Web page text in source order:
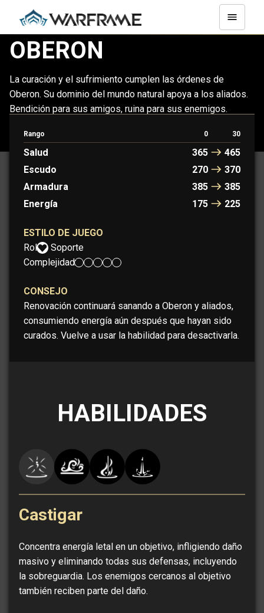
OBERON
La curación y el sufrimiento cumplen las órdenes de
Oberon. Su dominio del mundo natural apoya a los aliados.
Bendición para sus amigos, ruina para sus enemigos.
Rango 0 30
Salud 365
465
Escudo
270
370
Armadura
385
385
Energía
175 225
ESTILO DE JUEGO
Rol:
Soporte
Complejidad:
CONSEJO
Renovación continuará sanando a Oberon y aliados,
consumiendo energía aún después que hayan sido
curados. Vuelve a usar la habilidad para desactivarla.
HABILIDADES
Castigar
Concentra energía letal en un objetivo, infligiendo daño
masivo y eliminando todas sus defensas, incluyendo
la sobreguardia. Los enemigos cercanos al objetivo
también reciben parte del daño.